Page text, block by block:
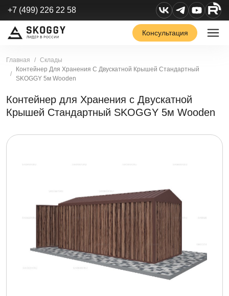
+7 (499) 226 22 58
Консультация
Главная
Склады
Контейнер Для Хранения С Двускатной Крышей Стандартный
SKOGGY 5м Wooden
Контейнер для Хранения с Двускатной
Крышей Стандартный SKOGGY 5м Wooden